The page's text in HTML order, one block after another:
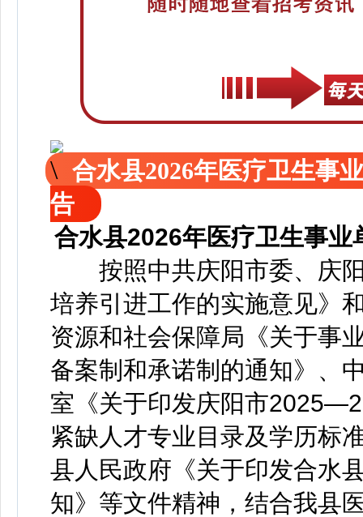
合水县2026年医疗卫生事
告
合水县2026年医疗卫生事
按照中共庆阳市委、庆阳
培养引进工作的实施意见》
资源和社会保障局《关于事
备案制和承诺制的通知》、
室《关于印发庆阳市
紧缺人才专业目录及学历标
县人民政府《关于印发合水
知》等文件精神，结合我县